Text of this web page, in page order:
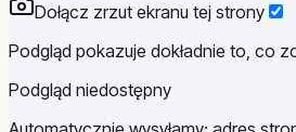
Dołącz zrzut ekranu tej strony
Podgląd pokazuje dokładnie to, co
Podgląd niedostępny